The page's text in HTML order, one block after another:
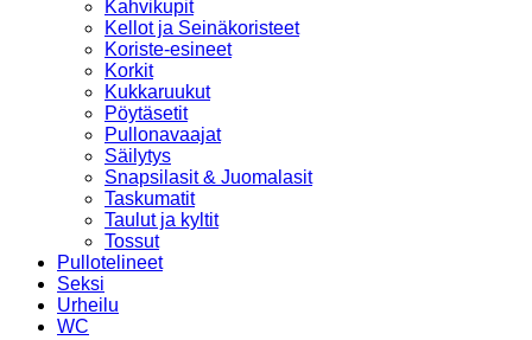
Kahvikupit
Kellot ja Seinäkoristeet
Koriste-esineet
Korkit
Kukkaruukut
Pöytäsetit
Pullonavaajat
Säilytys
Snapsilasit & Juomalasit
Taskumatit
Taulut ja kyltit
Tossut
Pullotelineet
Seksi
Urheilu
WC